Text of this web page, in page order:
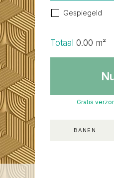
Gespiegeld
Totaal 0.00 m²
Gratis
BANEN